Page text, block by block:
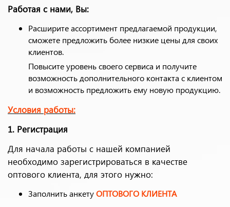
Работая с нами, Вы:
Расширите ассортимент предлагаемой продукции,
сможете предложить более низкие цены для своих
клиентов.
Повысите уровень своего сервиса и получите
возможность дополнительного контакта с клиентом
и возможность предложить ему новую продукцию.
Условия работы:
1. Регистрация
Для начала работы с нашей компанией
необходимо зарегистрироваться в качестве
оптового клиента, для этого нужно:
Заполнить анкетуОПТОВОГО КЛИЕНТА